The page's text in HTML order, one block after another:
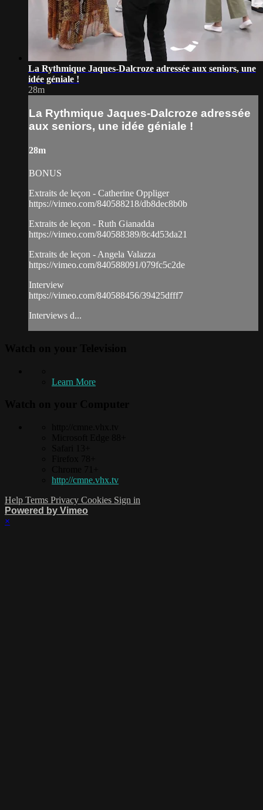
La Rythmique Jaques-Dalcroze adressée aux seniors, une
idée géniale !
28m
La Rythmique Jaques-Dalcroze adressée
aux seniors, une idée géniale !
28m
BONUS
Extraits de leçon - Catherine Oppliger
https://vimeo.com/840588218/db8dec8b0b
Extraits de leçon - Ruth Gianadda
https://vimeo.com/840588389/8c4d53da21
Extraits de leçon - Angela Valazza
https://vimeo.com/840588091/079fc5c2de
Interview
https://vimeo.com/840588456/39425dfff7
Interviews d...
Learn More
http://cmne.vhx.tv
Help Terms Privacy Cookies Sign in
Powered by Vimeo
×